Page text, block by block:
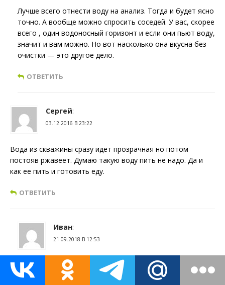
Лучше всего отнести воду на анализ. Тогда и будет ясно
точно. А вообще можно спросить соседей. У вас, скорее
всего , один водоносный горизонт и если они пьют воду,
значит и вам можно. Но вот насколько она вкусна без
очистки — это другое дело.
ОТВЕТИТЬ
Сергей:
03.12.2016 В 23:22
Вода из скважины сразу идет прозрачная но потом
постояв ржавеет. Думаю такую воду пить не надо. Да и
как ее пить и готовить еду.
ОТВЕТИТЬ
Иван:
21.09.2018 В 12:53
Сергей, я конечно не специалист в этом но в одном из
видео про такое упоминалось. У вас в воде двукислое